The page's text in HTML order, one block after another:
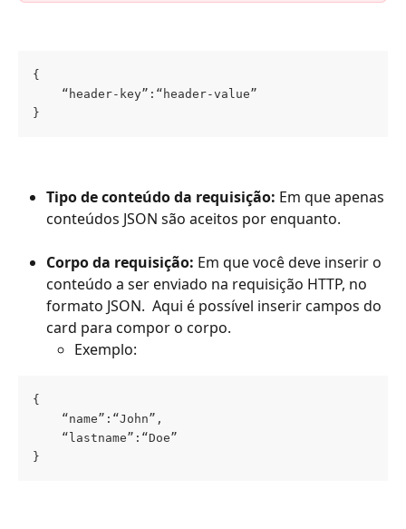
{
    “header-key”:“header-value”
}
Tipo de conteúdo da requisição: Em que apenas
conteúdos JSON são aceitos por enquanto.
Corpo da requisição: Em que você deve inserir o
conteúdo a ser enviado na requisição HTTP, no
formato JSON.  Aqui é possível inserir campos do
card para compor o corpo.
Exemplo:
{
    “name”:“John”,
    “lastname”:“Doe”
}